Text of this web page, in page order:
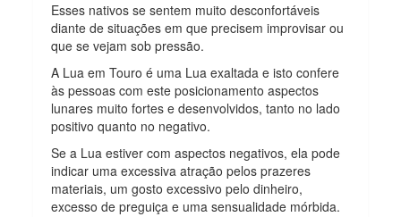
Esses nativos se sentem muito desconfortáveis
diante de situações em que precisem improvisar ou
que se vejam sob pressão.
A Lua em Touro é uma Lua exaltada e isto confere
às pessoas com este posicionamento aspectos
lunares muito fortes e desenvolvidos, tanto no lado
positivo quanto no negativo.
Se a Lua estiver com aspectos negativos, ela pode
indicar uma excessiva atração pelos prazeres
materiais, um gosto excessivo pelo dinheiro,
excesso de preguiça e uma sensualidade mórbida.